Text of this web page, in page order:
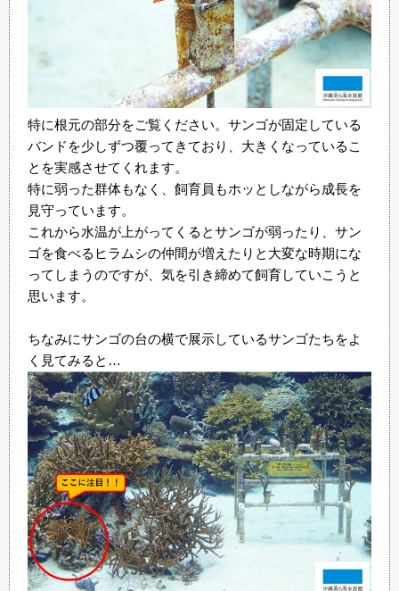
特に根元の部分をご覧ください。サンゴが固定している
バンドを少しずつ覆ってきており、大きくなっているこ
とを実感させてくれます。
特に弱った群体もなく、飼育員もホッとしながら成長を
見守っています。
これから水温が上がってくるとサンゴが弱ったり、サン
ゴを食べるヒラムシの仲間が増えたりと大変な時期にな
ってしまうのですが、気を引き締めて飼育していこうと
思います。
ちなみにサンゴの台の横で展示しているサンゴたちをよ
く見てみると…